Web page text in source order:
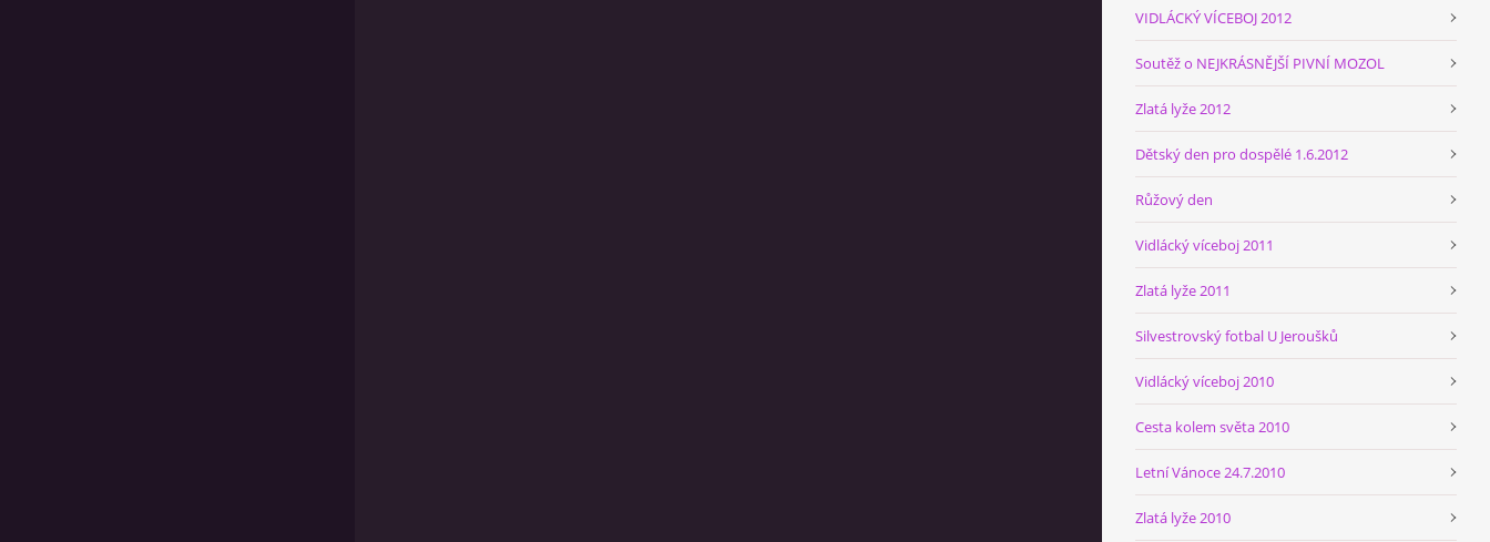
VIDLÁCKÝ VÍCEBOJ 2012
Soutěž o NEJKRÁSNĚJŠÍ PIVNÍ MOZOL
Zlatá lyže 2012
Dětský den pro dospělé 1.6.2012
Růžový den
Vidlácký víceboj 2011
Zlatá lyže 2011
Silvestrovský fotbal U Jeroušků
Vidlácký víceboj 2010
Cesta kolem světa 2010
Letní Vánoce 24.7.2010
Zlatá lyže 2010